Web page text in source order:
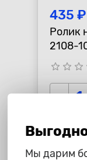
435 ₽
Ролик
2108-
star_border star_border star_border
-
Мы дарим